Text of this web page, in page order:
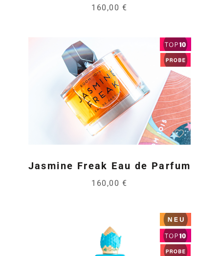
160,00 €
Jasmine Freak Eau de Parfum
160,00 €